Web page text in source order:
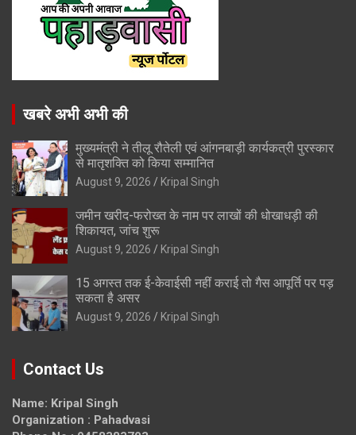
खबरे अभी अभी की
मुख्यमंत्री ने तीलू रौतेली एवं आंगनबाड़ी कार्यकत्री पुरस्कार
से मातृशक्ति को किया सम्मानित
August 9, 2026 Kripal Singh
जमीन खरीद-फरोख्त के नाम पर लाखों की धोखाधड़ी की
शिकायत, जांच शुरू
August 9, 2026 Kripal Singh
15 अगस्त तक ई-केवाईसी नहीं कराई तो गैस आपूर्ति पर पड़
सकता है असर
August 9, 2026 Kripal Singh
Contact Us
Name: Kripal Singh
Organization : Pahadvasi